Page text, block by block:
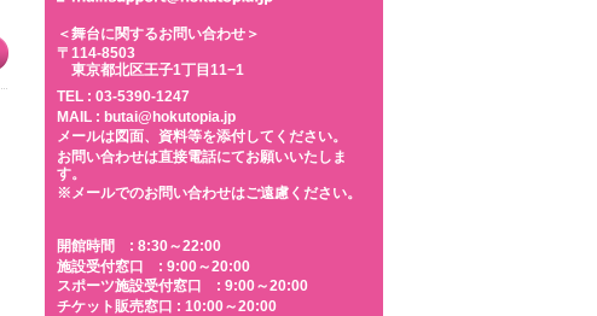
＜舞台に関するお問い合わせ＞
〒114-8503
東京都北区王子1丁目11−1
TEL : 03-5390-1247
MAIL : butai@hokutopia.jp
メールは図面、資料等を添付してください。
お問い合わせは直接電話にてお願いいたしま
す。
※メールでのお問い合わせはご遠慮ください。
開館時間 : 8:30～22:00
施設受付窓口 : 9:00～20:00
スポーツ施設受付窓口 : 9:00～20:00
チケット販売窓口 : 10:00～20:00